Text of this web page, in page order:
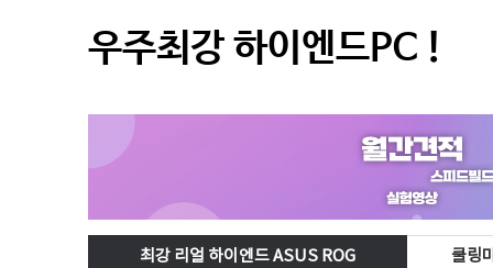
우주최강 하이엔드PC !
최강 리얼 하이엔드 ASUS ROG 쿨링